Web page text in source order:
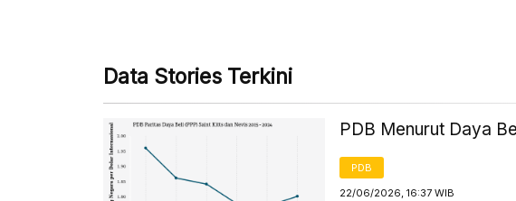
Data Stories Terkini
PDB Menurut Daya
PDB
22/06/2026, 16:37 WIB